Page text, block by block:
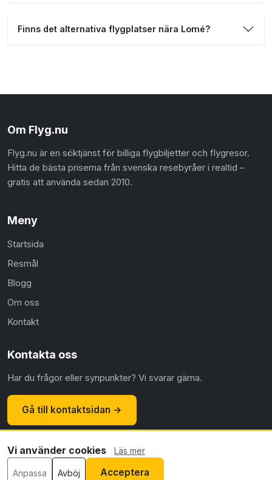
Finns det alternativa flygplatser nära Lomé?
Om Flyg.nu
Flyg.nu är en söktjänst för billiga flygbiljetter och flygresor.
Hitta de bästa priserna från svenska resebyråer i realtid –
gratis att använda sedan 2010.
Meny
Startsida
Resmål
Blogg
Om oss
Kontakt
Kontakta oss
Har du frågor eller synpunkter? Vi svarar gärna.
Gå till kontaktsidan →
© 2026 Flyg.nu · Om oss·Kontakt
Vi använder cookies Läs mer
Anpassa Avböj Acceptera